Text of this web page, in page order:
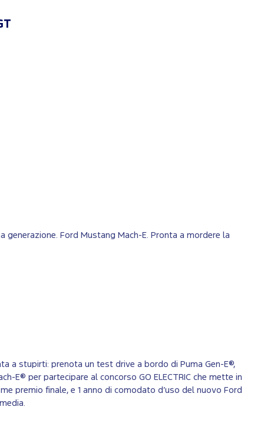
generazione. Ford Mustang Mach-E. Pronta a mordere la
a stupirti: prenota un test drive a bordo di Puma Gen-E®,
E® per partecipare al concorso GO ELECTRIC che mette in
premio finale, e 1 anno di comodato d’uso del nuovo Ford